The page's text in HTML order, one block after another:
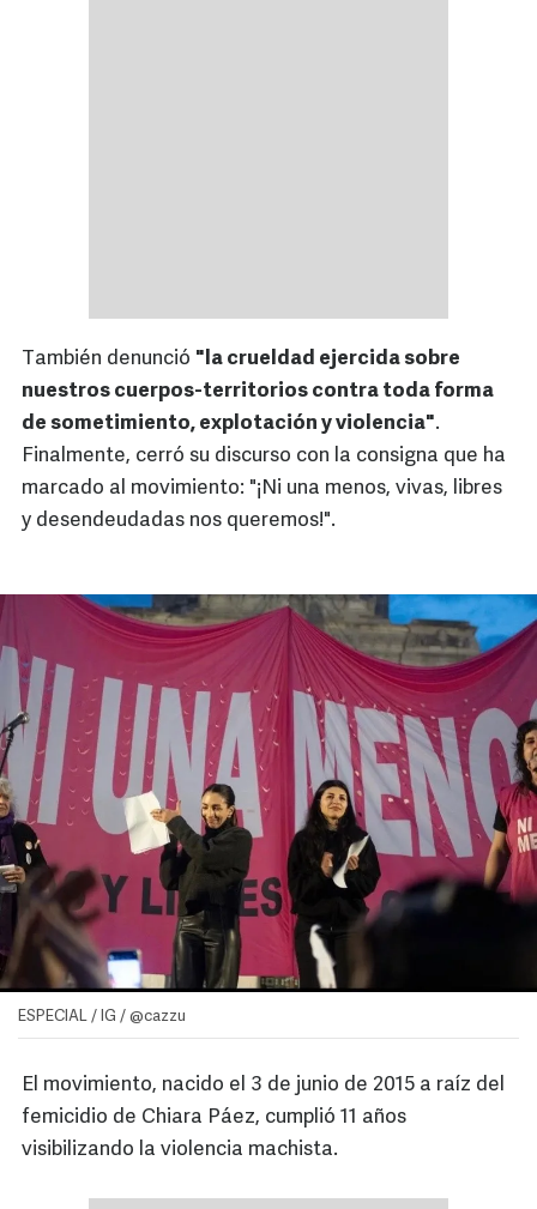
También denunció "la crueldad ejercida sobre
nuestros cuerpos-territorios contra toda forma
de sometimiento, explotación y violencia".
Finalmente, cerró su discurso con la consigna que ha
marcado al movimiento: "¡Ni una menos, vivas, libres
y desendeudadas nos queremos!".
ESPECIAL / IG / @cazzu
El movimiento, nacido el 3 de junio de 2015 a raíz del
femicidio de Chiara Páez, cumplió 11 años
visibilizando la violencia machista.